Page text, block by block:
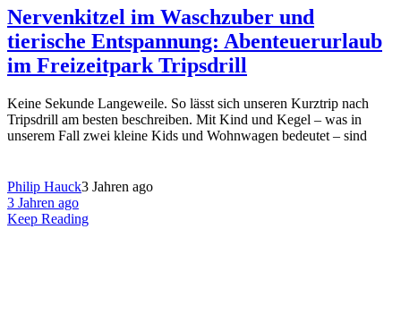
Nervenkitzel im Waschzuber und
tierische Entspannung: Abenteuerurlaub
im Freizeitpark Tripsdrill
Keine Sekunde Langeweile. So lässt sich unseren Kurztrip nach
Tripsdrill am besten beschreiben. Mit Kind und Kegel – was in
unserem Fall zwei kleine Kids und Wohnwagen bedeutet – sind
Philip Hauck3 Jahren ago
3 Jahren ago
Keep Reading